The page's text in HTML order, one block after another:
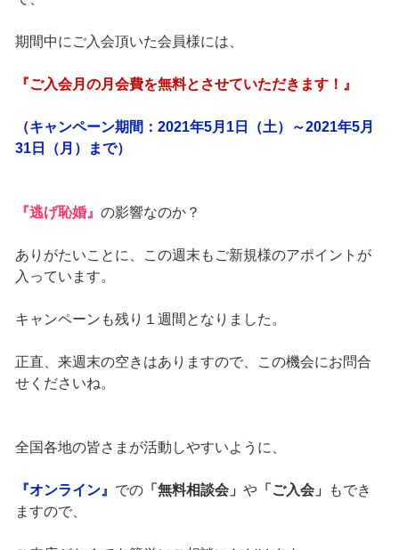
期間中にご入会頂いた会員様には、
『ご入会月の月会費を無料とさせていただきます！』
（キャンペーン期間：2021年5月1日（土）～2021年5月
31日（月）まで）
『逃げ恥婚』 の影響なのか？
ありがたいことに、この週末もご新規様のアポイントが
入っています。
キャンペーンも残り１週間となりました。
正直、来週末の空きはありますので、この機会にお問合
せくださいね。
全国各地の皆さまが活動しやすいように、
『オンライン』 での「無料相談会」 や「ご入会」
もでき
ますので、